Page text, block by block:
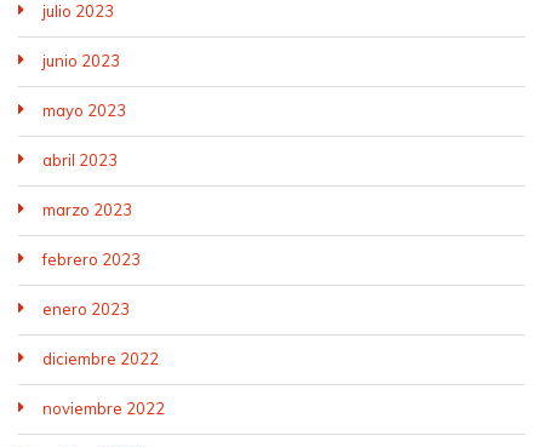
julio 2023
junio 2023
mayo 2023
abril 2023
marzo 2023
febrero 2023
enero 2023
diciembre 2022
noviembre 2022